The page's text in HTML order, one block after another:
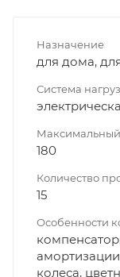
Назначение
для дома,
Система
Максимальный
180
Количество
15
Особенности
колеса,